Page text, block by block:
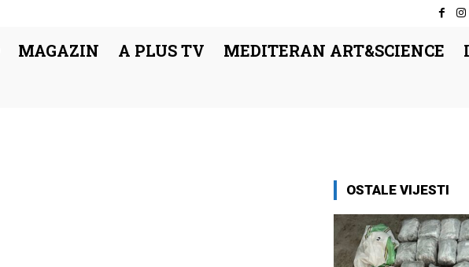
MAGAZIN A PLUS TV MEDITERAN ART&SCIENCE
OSTALE VIJESTI